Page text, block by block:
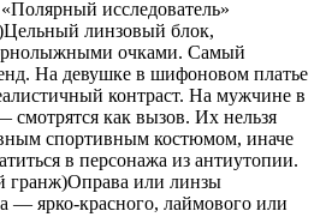
исследователь»
линзовый блок,
очками. Самый
На девушке в шифоновом платье
контраст. На мужчине в
смотрятся как вызов. Их нельзя
спортивным костюмом, иначе
в персонажа из антиутопии.
гранж)Оправа или линзы
— ярко-красного, лаймового или